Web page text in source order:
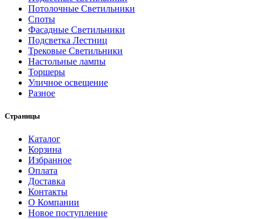
Потолочные Светильники
Споты
Фасадные Светильники
Подсветка Лестниц
Трековые Светильники
Настольные лампы
Торшеры
Уличное освещение
Разное
Страницы
Каталог
Корзина
Избранное
Оплата
Доставка
Контакты
О Компании
Новое поступление